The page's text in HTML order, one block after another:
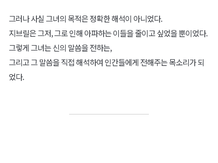
그러나 사실 그녀의 목적은 정확한 해석이 아니었다.
지브릴은 그저, 그로 인해 아파하는 이들을 줄이고 싶었을 뿐이었다.
그렇게 그녀는 신의 말씀을 전하는,
그리고 그 말씀을 직접 해석하여 인간들에게 전해주는 목소리가 되
었다.